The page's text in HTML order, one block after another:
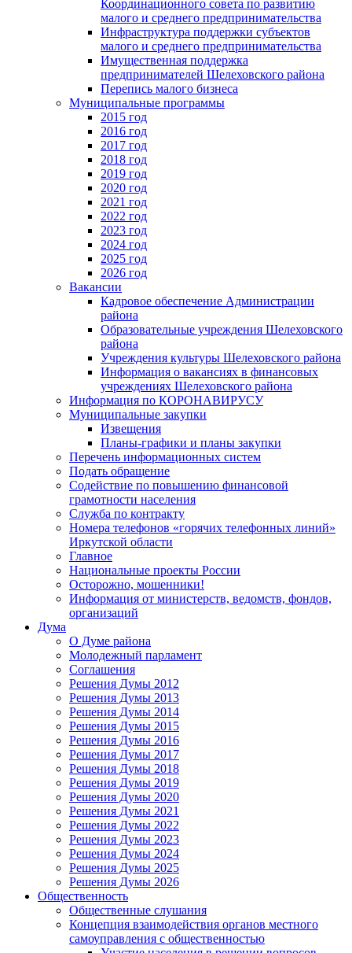
Координационного совета по развитию
малого и среднего предпринимательства
Инфраструктура поддержки субъектов
малого и среднего предпринимательства
Имущественная поддержка
предпринимателей Шелеховского района
Перепись малого бизнеса
Муниципальные программы
2015 год
2016 год
2017 год
2018 год
2019 год
2020 год
2021 год
2022 год
2023 год
2024 год
2025 год
2026 год
Вакансии
Кадровое обеспечение Администрации
района
Образовательные учреждения Шелеховского
района
Учреждения культуры Шелеховского района
Информация о вакансиях в финансовых
учреждениях Шелеховского района
Информация по КОРОНАВИРУСУ
Муниципальные закупки
Извещения
Планы-графики и планы закупки
Перечень информационных систем
Подать обращение
Содействие по повышению финансовой
грамотности населения
Служба по контракту
Номера телефонов «горячих телефонных линий»
Иркутской области
Главное
Национальные проекты России
Осторожно, мошенники!
Информация от министерств, ведомств, фондов,
организаций
Дума
О Думе района
Молодежный парламент
Соглашения
Решения Думы 2012
Решения Думы 2013
Решения Думы 2014
Решения Думы 2015
Решения Думы 2016
Решения Думы 2017
Решения Думы 2018
Решения Думы 2019
Решения Думы 2020
Решения Думы 2021
Решения Думы 2022
Решения Думы 2023
Решения Думы 2024
Решения Думы 2025
Решения Думы 2026
Общественность
Общественные слушания
Концепция взаимодействия органов местного
самоуправления с общественностью